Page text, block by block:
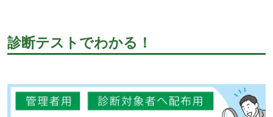
診断テストでわかる！